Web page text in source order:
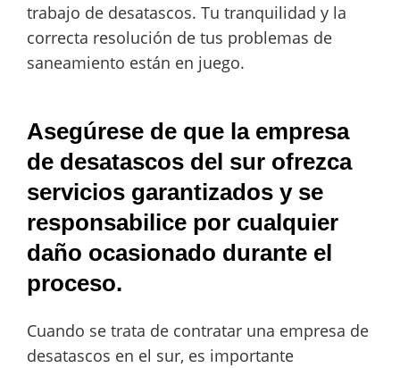
trabajo de desatascos. Tu tranquilidad y la
correcta resolución de tus problemas de
saneamiento están en juego.
Asegúrese de que la empresa
de desatascos del sur ofrezca
servicios garantizados y se
responsabilice por cualquier
daño ocasionado durante el
proceso.
Cuando se trata de contratar una empresa de
desatascos en el sur, es importante